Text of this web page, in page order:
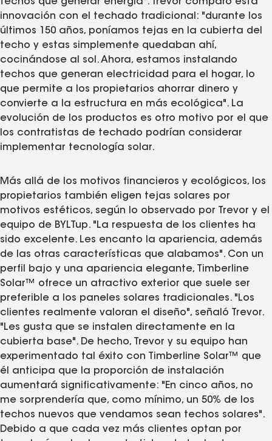
techos que generar energía". Trevor comparó esta
innovación con el techado tradicional: "durante los
últimos 150 años, poníamos tejas en la cubierta del
techo y estas simplemente quedaban ahí,
cocinándose al sol. Ahora, estamos instalando
techos que generan electricidad para el hogar, lo
que permite a los propietarios ahorrar dinero y
convierte a la estructura en más ecológica". La
evolución de los productos es otro motivo por el que
los contratistas de techado podrían considerar
implementar tecnología solar.
Más allá de los motivos financieros y ecológicos, los
propietarios también eligen tejas solares por
motivos estéticos, según lo observado por Trevor y el
equipo de BYLTup. "La respuesta de los clientes ha
sido excelente. Les encanto la apariencia, además
de las otras características que alabamos". Con un
perfil bajo y una apariencia elegante, Timberline
Solar™ ofrece un atractivo exterior que suele ser
preferible a los paneles solares tradicionales. "Los
clientes realmente valoran el diseño", señaló Trevor.
"Les gusta que se instalen directamente en la
cubierta base". De hecho, Trevor y su equipo han
experimentado tal éxito con Timberline Solar™ que
él anticipa que la proporción de instalación
aumentará significativamente: "En cinco años, no
me sorprendería que, como mínimo, un 50% de los
techos nuevos que vendamos sean techos solares".
Debido a que cada vez más clientes optan por